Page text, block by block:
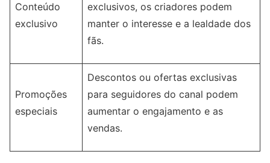
Conteúdo
exclusivo
exclusivos, os criadores podem
manter o interesse e a lealdade dos
fãs.
Promoções
especiais
Descontos ou ofertas exclusivas
para seguidores do canal podem
aumentar o engajamento e as
vendas.